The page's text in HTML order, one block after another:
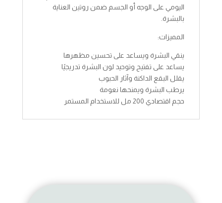
اليومي على الوجه أو الجسم ضمن روتين العناية
بالبشرة.
المميزات:
ينقي البشرة ويساعد على تحسين مظهرها
يساعد على تفتيح وتوحيد لون البشرة تدريجيًا
يقلل البقع الداكنة وآثار الحبوب
يرطب البشرة ويمنحها نعومة
حجم اقتصادي 200 مل للاستخدام المستمر